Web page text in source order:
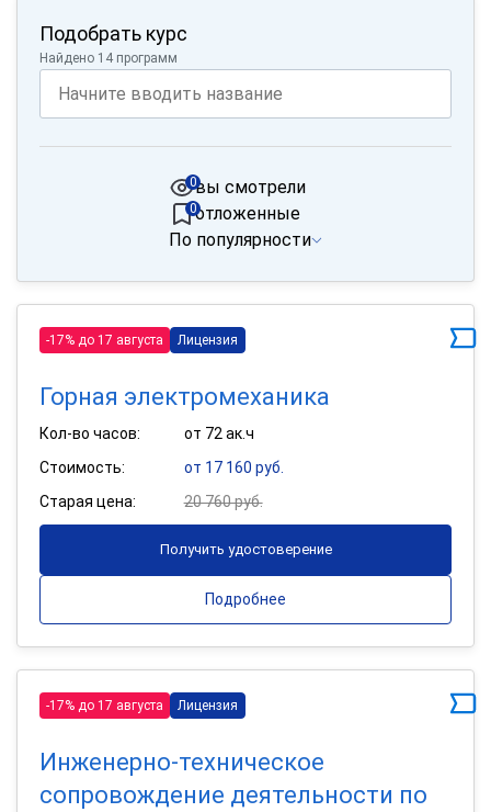
Подобрать курс
Найдено 14 программ
вы смотрели
0
отложенные
0
По популярности
-17% до 17 августа Лицензия
Горная электромеханика
Кол-во часов:
от 72 ак.ч
Стоимость:
от 17 160 руб.
Старая цена:
20 760 руб.
Получить удостоверение
Подробнее
-17% до 17 августа Лицензия
Инженерно-техническое
сопровождение деятельности по